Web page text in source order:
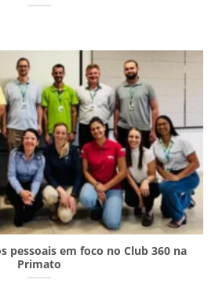
pessoais em foco no Club 360 na
Primato